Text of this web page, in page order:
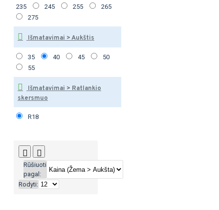
235
245 255
265
275
Išmatavimai > Aukštis
35 40 45
50
55
Išmatavimai > Ratlankio
skersmuo
R18
Rūšiuoti
pagal:
Rodyti: